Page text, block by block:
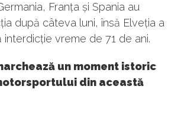
Franța și Spania au
după câteva luni, însă Elveția a
vreme de 71 de ani.
un moment istoric
din această